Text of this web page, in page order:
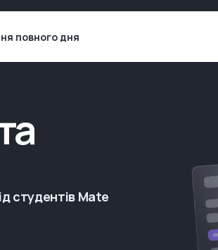
повного дня
студентів Mate